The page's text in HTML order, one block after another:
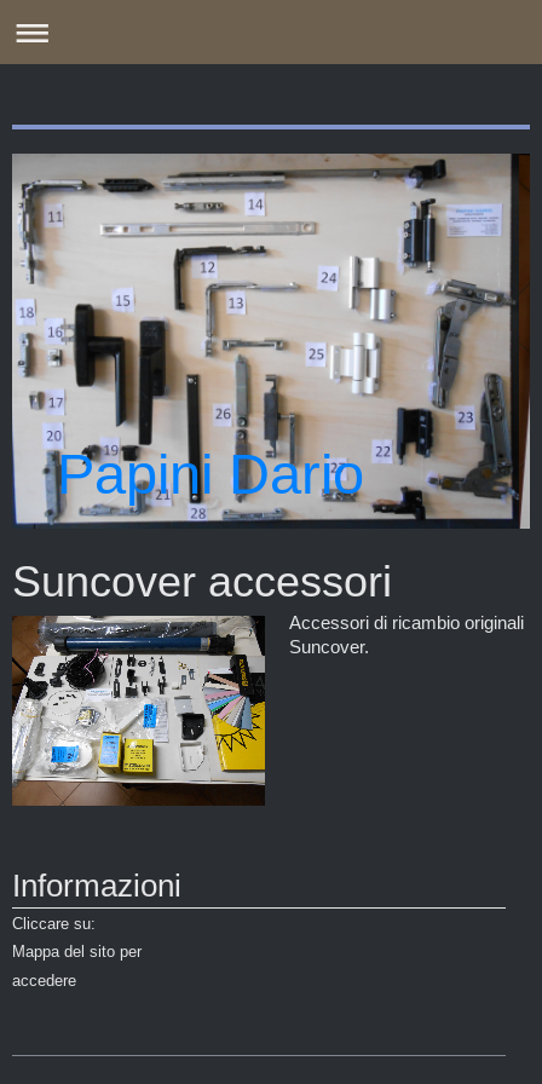
Papini Dario
Suncover accessori
Accessori di ricambio originali
Suncover.
Informazioni
Cliccare su:
Mappa del sito per
accedere